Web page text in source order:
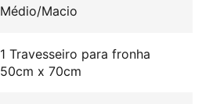
Médio/Macio
1 Travesseiro para fronha
50cm x 70cm